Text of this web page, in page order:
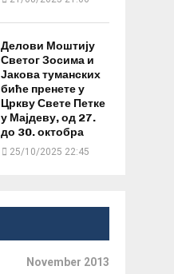
Делови Моштију
Светог Зосима и
Јакова туманских
биће пренете у
Цркву Свете Петке
у Мајдеву, од 27.
до 30. октобра
25/10/2025 22:45
November 2013